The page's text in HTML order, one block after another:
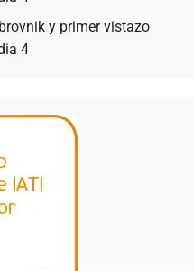
y primer vistazo
4